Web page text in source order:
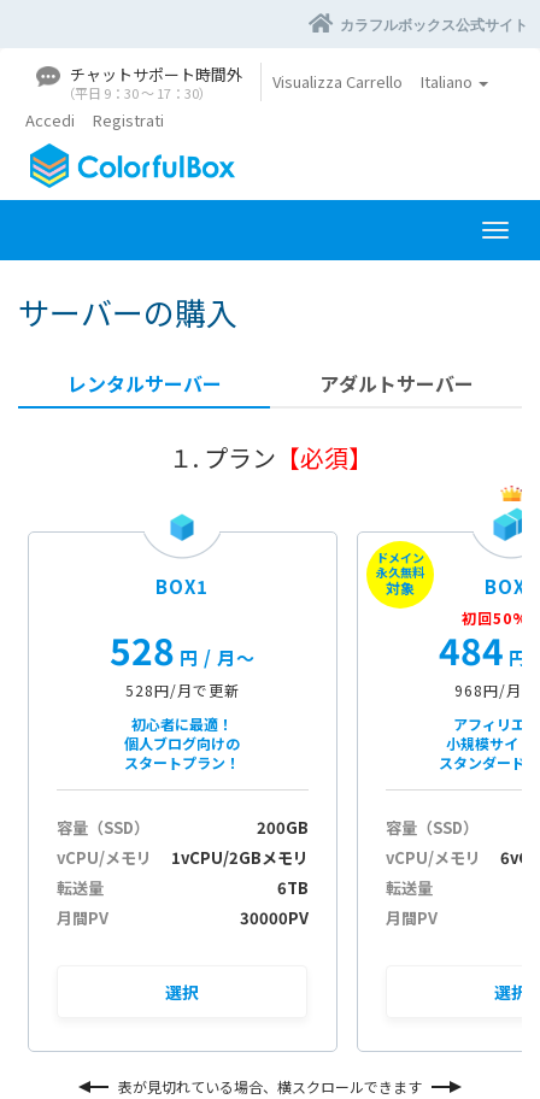
カラフルボックス公式サイト
チャットサポート時間外
（平日 9：30 〜 17：30）
Visualizza Carrello
Italiano
Accedi
Registrati
A
t
g
a
z
i
o
n
e
サーバーの購入
レンタルサーバー アダルトサーバー
１. プラン 【必須】
BOX1
528 円 / 月〜
528円/月で更新
初心者に最適！
個人ブログ向けの
スタートプラン！
容量（SSD）
200GB
vCPU/メモリ
1vCPU/2GBメモリ
転送量
6TB
月間PV
30000PV
選択
ドメイン
永久無料
対象 BOX2
初回
484 円
968円/月で
アフィリエ
小規模サイト
スタンダード
容量（SSD）
vCPU/メモリ
転送量
月間PV
選択
表が見切れている場合、横スクロールできます